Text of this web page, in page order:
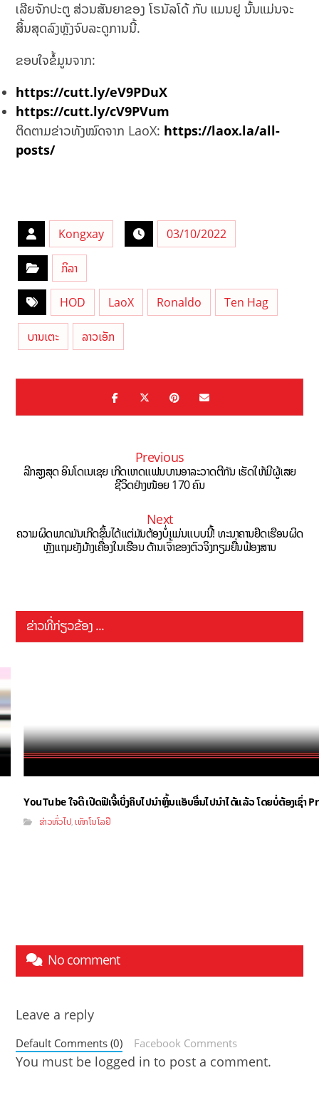
ເລີຍຈັກປະຕູ ສ່ວນສັນຍາຂອງ ໂຣນັລໂດ້ ກັບ ແມນຢູ ນັ້ນແມ່ນຈະ
ສິ້ນສຸດລົງຫຼັງຈົບລະດູການນີ້.
ຂອບໃຈຂໍ້ມູນຈາກ:
https://cutt.ly/eV9PDuX
https://cutt.ly/cV9PVum
ຕິດຕາມຂ່າວທັງໝົດຈາກ LaoX: https://laox.la/all-
posts/
Kongxay 03/10/2022
ກິລາ
HOD LaoX Ronaldo Ten Hag
ບານເຕະ ລາວເອັກ
Previous
ລີກສູງສຸດ ອິນໂດເນເຊຍ ເກີດເຫດແຟນບານອາລະວາດຕີກັນ ເຮັດໃຫ້ມີຜູ້ເສຍ
ຊີວິດຢ່າງໜ້ອຍ 170 ຄົນ
Next
ຄວາມຜິດພາດມັນເກີດຂຶ້ນໄດ້ແຕ່ມັນຕ້ອງບໍ່ແມ່ນແບບນີ້! ທະນາຄານຢຶດເຮືອນຜິດ
ຫຼັງແຖມຍັງມ້າງເຄື່ອງໃນເຮືອນ ດ້ານເຈົ້າຂອງຕົວຈິງກຽມຍື່ນຟ້ອງສານ
ຂ່າວທີ່ກ່ຽວຂ້ອງ ...
YouTube ໃຈດີ ເປີດຟີເຈີ້ເບິ່ງຄິບໄປນຳຫຼິ້ນແອັບອື່ນໄປນຳໄດ້ແລ້ວ ໂດຍບໍ່ຕ້ອງເຊົ່າ
ຂ່າວທົ່ວໄປ,ເທັກໂນໂລຢີ
No comment
Leave a reply
Default Comments (0) Facebook Comments
You must be logged in to post a comment.